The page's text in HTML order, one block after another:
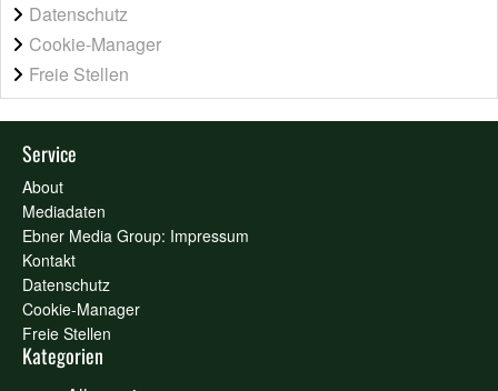
Datenschutz
Cookie-Manager
Freie Stellen
Service
About
Mediadaten
Ebner Media Group: Impressum
Kontakt
Datenschutz
Cookie-Manager
Freie Stellen
Kategorien